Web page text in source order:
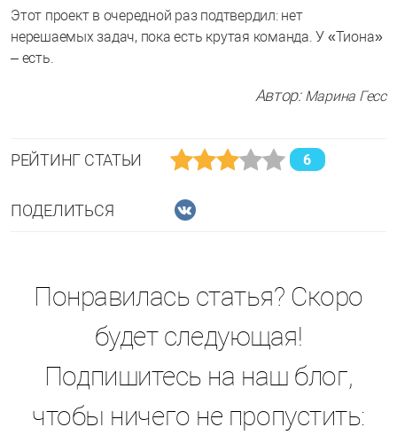
Этот проект в очередной раз подтвердил: нет
нерешаемых задач, пока есть крутая команда. У «Тиона»
– есть.
Автор: Марина Гесс
РЕЙТИНГ СТАТЬИ 6
ПОДЕЛИТЬСЯ
Понравилась статья? Скоро
будет следующая!
Подпишитесь на наш блог,
чтобы ничего не пропустить: